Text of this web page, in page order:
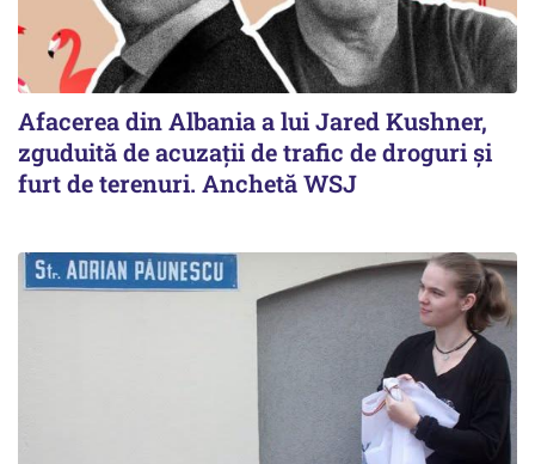
Afacerea din Albania a lui Jared Kushner,
zguduită de acuzații de trafic de droguri și
furt de terenuri. Anchetă WSJ